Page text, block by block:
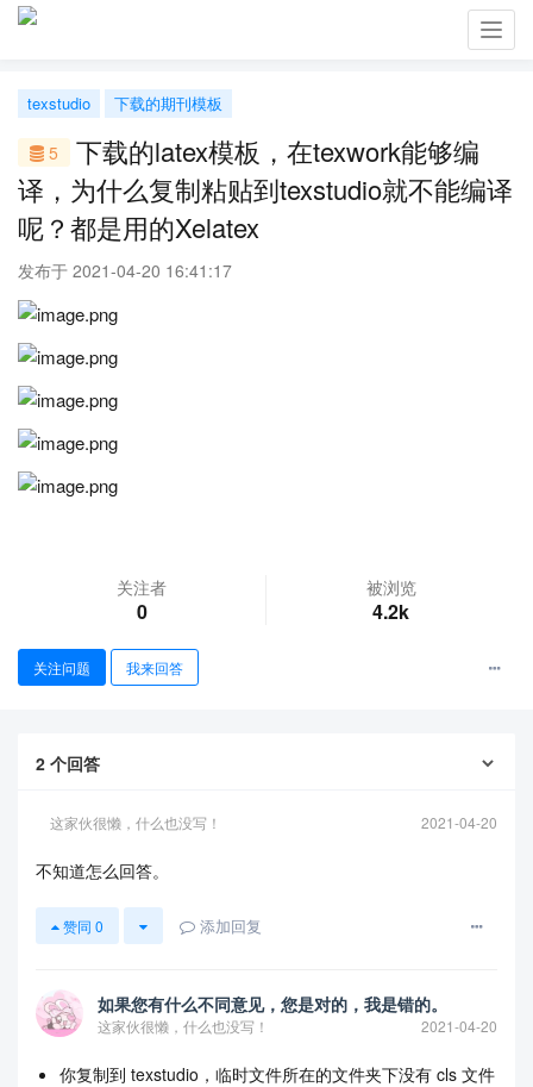
texstudio 下载的期刊模板
5
下载的latex模板，在texwork能够编
译，为什么复制粘贴到texstudio就不能编译
呢？都是用的Xelatex
发布于 2021-04-20 16:41:17
关注者
0
被浏览
4.2k
关注问题 我来回答
2 个回答
2021-04-20
这家伙很懒，什么也没写！
不知道怎么回答。
赞同 0 添加回复
如果您有什么不同意见，您是对的，我是错的。
2021-04-20
这家伙很懒，什么也没写！
你复制到 texstudio，临时文件所在的文件夹下没有 cls 文件